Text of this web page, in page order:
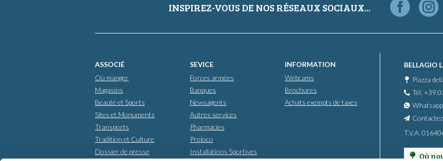
INSPIREZ-VOUS DE NOS RÉSEAUX SOCIAUX...
ASSOCIÉ
Où manger
Magasins
Beauté et Sports
Sites et Monuments
Transports
Tradition et Culture
Dossier de presse
SEVICE
Forces armées
Banques
Newsagents
Autres services
Pharmacies
Proloco
Installations Sportives
INFORMATION
Webcams
Brochures
Achats exempts de taxes
BELLAGIO
Piazza
Tél.
T.V.A.
Où